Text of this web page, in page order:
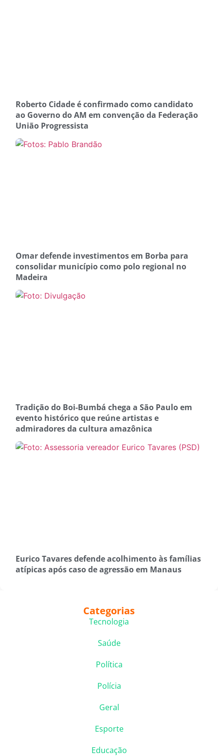
Roberto Cidade é confirmado como candidato
ao Governo do AM em convenção da Federação
União Progressista
Omar defende investimentos em Borba para
consolidar município como polo regional no
Madeira
Tradição do Boi-Bumbá chega a São Paulo em
evento histórico que reúne artistas e
admiradores da cultura amazônica
Eurico Tavares defende acolhimento às famílias
atípicas após caso de agressão em Manaus
Categorias
Tecnologia
Saúde
Política
Polícia
Geral
Esporte
Educação